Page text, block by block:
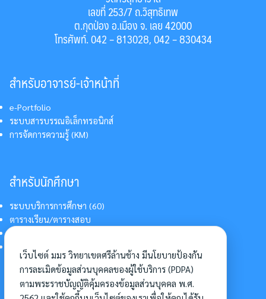
เลขที่ 253/7 ถ.วิสุทธิเทพ
ต.กุดป่อง อ.เมือง จ. เลย 42000
โทรศัพท์. 042 – 813028, 042 – 830434
สำหรับอาจารย์-เจ้าหน้าที่
e-Portfolio
ระบบสารบรรณอิเล็กทรอนิกส์
การจัดการความรู้ (KM)
สำหรับนักศึกษา
ระบบบริการการศึกษา (60)
ตารางเรียน/ตารางสอบ
การแต่งกายนักศึกษา
อื่นๆ
เว็บไซต์ มมร วิทยาเขตศรีล้านช้าง มีนโยบายป้องกัน
การละเมิดข้อมูลส่วนบุคคลของผู้ใช้บริการ (PDPA)
ตามพระราชบัญญัติคุ้มครองข้อมูลส่วนบุคคล พ.ศ.